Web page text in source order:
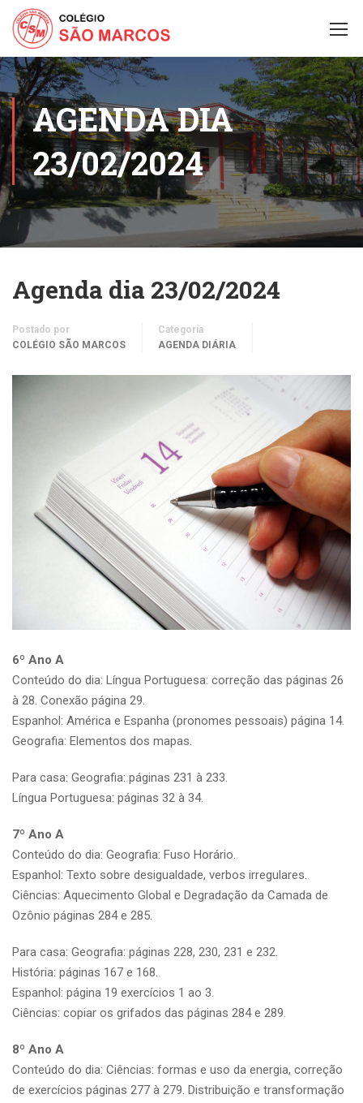
AGENDA DIA
23/02/2024
Agenda dia 23/02/2024
Postado por
COLÉGIO SÃO MARCOS
Categoria
AGENDA DIÁRIA
6º Ano A
Conteúdo do dia: Língua Portuguesa: correção das páginas 26
à 28. Conexão página 29.
Espanhol: América e Espanha (pronomes pessoais) página 14.
Geografia: Elementos dos mapas.
Para casa: Geografia: páginas 231 à 233.
Língua Portuguesa: páginas 32 à 34.
7º Ano A
Conteúdo do dia: Geografia: Fuso Horário.
Espanhol: Texto sobre desigualdade, verbos irregulares.
Ciências: Aquecimento Global e Degradação da Camada de
Ozônio páginas 284 e 285.
Para casa: Geografia: páginas 228, 230, 231 e 232.
História: páginas 167 e 168.
Espanhol: página 19 exercícios 1 ao 3.
Ciências: copiar os grifados das páginas 284 e 289.
8º Ano A
Conteúdo do dia: Ciências: formas e uso da energia, correção
de exercícios páginas 277 à 279. Distribuição e transformação